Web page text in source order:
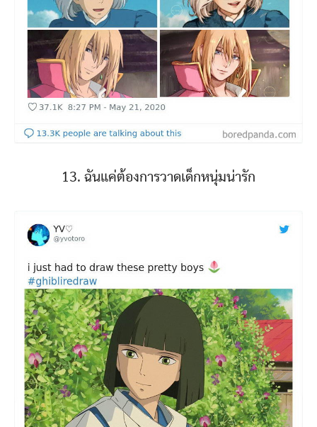
13. ฉันแค่ต้องการวาดเด็กหนุ่มน่ารัก